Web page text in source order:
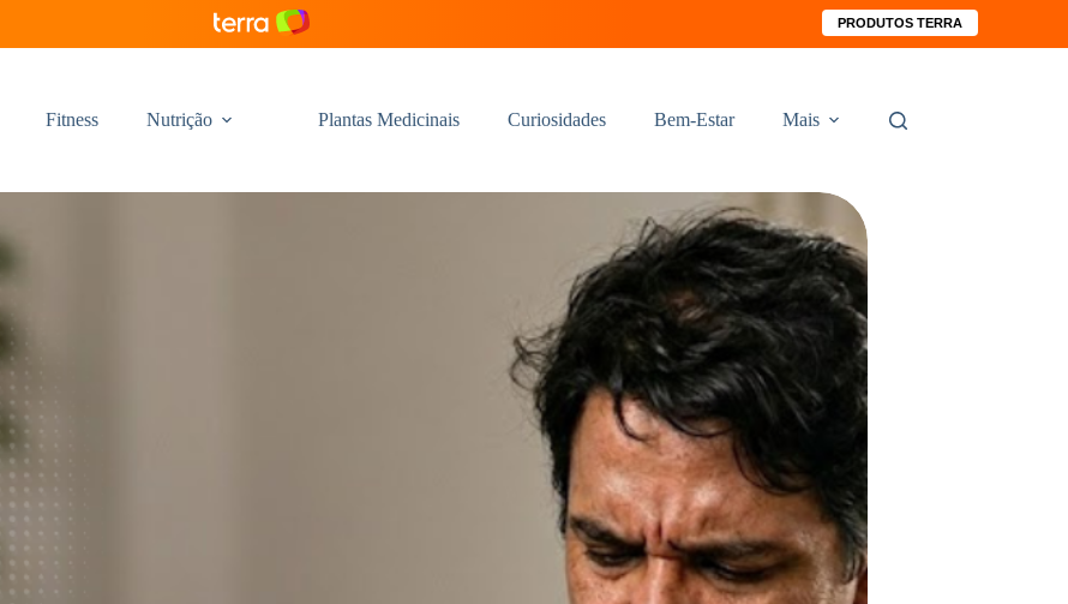
PRODUTOS TERRA
Fitness Nutrição Plantas Medicinais Curiosidades Bem-Estar Mais